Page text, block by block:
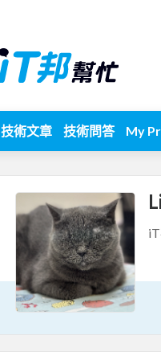
技術文章 技術問答 My